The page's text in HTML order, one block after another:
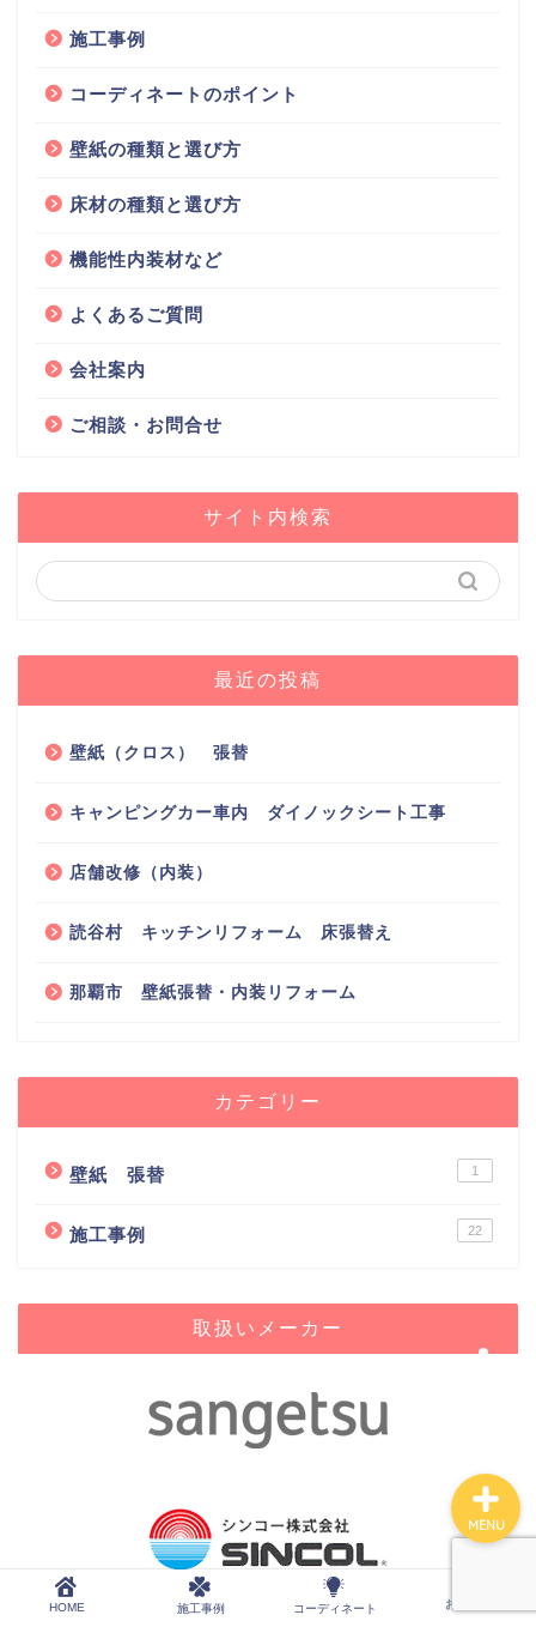
施工事例
コーディネートのポイント
壁紙の種類と選び方
床材の種類と選び方
機能性内装材など
よくあるご質問
会社案内
ご相談・お問合せ
サイト内検索
最近の投稿
壁紙（クロス） 張替
キャンピングカー車内 ダイノックシート工事
店舗改修（内装）
読谷村 キッチンリフォーム 床張替え
那覇市 壁紙張替・内装リフォーム
カテゴリー
壁紙 張替 1
施工事例 22
取扱いメーカー
HOME 施工事例 コーディネート お問合せ
MENU
コーディネート